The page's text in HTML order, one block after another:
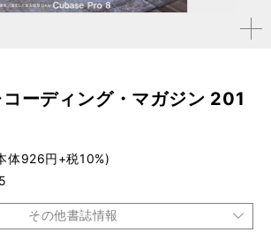
拡大す
ーディング・マガジン 201
体926円+税10%)
その他書誌情報